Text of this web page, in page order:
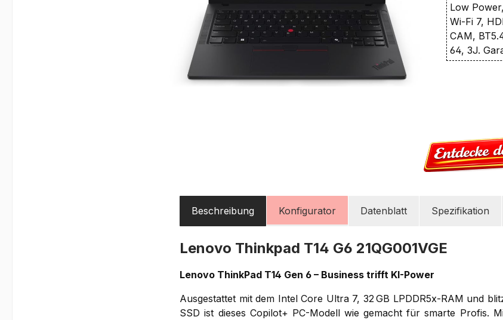
Low
Wi-Fi 7,
CAM,
64, 3J.
Beschreibung Konfigurator Datenblatt Spezifikation
Lenovo Thinkpad T14 G6 21QG001VGE
Lenovo ThinkPad T14 Gen 6 – Business trifft KI-Power
Ausgestattet mit dem Intel Core Ultra 7, 32 GB LPDDR5x-RAM und
SSD ist dieses Copilot+ PC-Modell wie gemacht für smarte Profis.